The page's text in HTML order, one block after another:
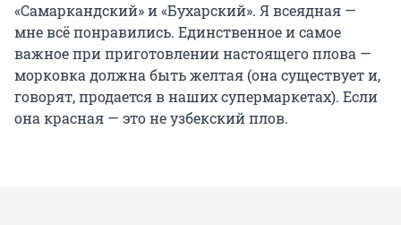
«Самаркандский» и «Бухарский». Я всеядная —
мне всё понравились. Единственное и самое
важное при приготовлении настоящего плова —
морковка должна быть желтая (она существует и,
говорят, продается в наших супермаркетах). Если
она красная — это не узбекский плов.